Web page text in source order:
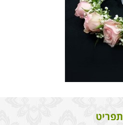
תפריט